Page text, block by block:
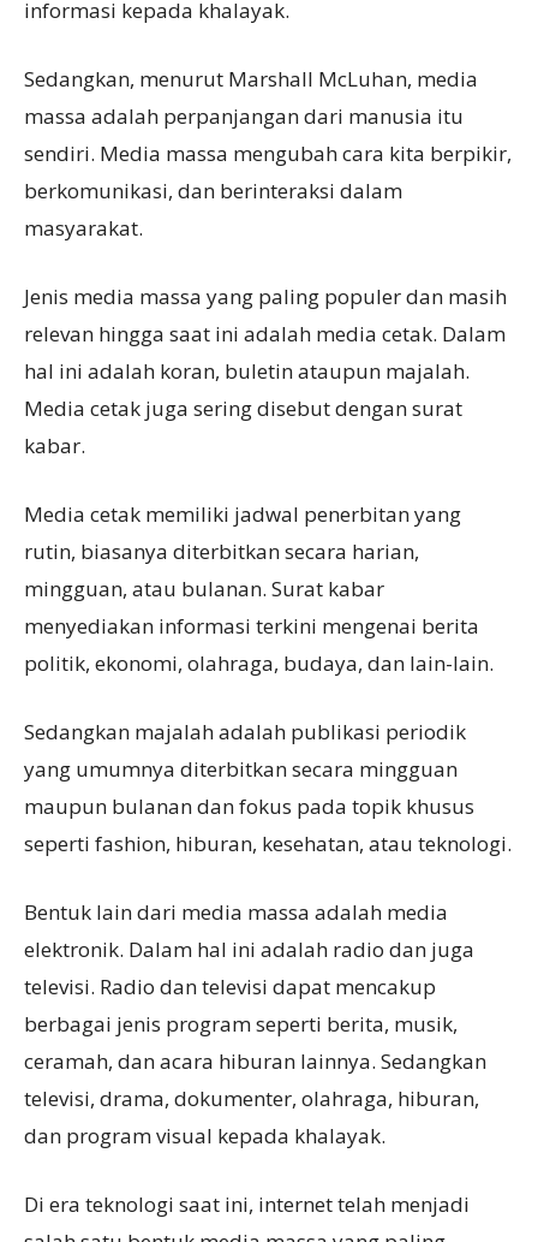
informasi kepada khalayak.
Sedangkan, menurut Marshall McLuhan, media
massa adalah perpanjangan dari manusia itu
sendiri. Media massa mengubah cara kita berpikir,
berkomunikasi, dan berinteraksi dalam
masyarakat.
Jenis media massa yang paling populer dan masih
relevan hingga saat ini adalah media cetak. Dalam
hal ini adalah koran, buletin ataupun majalah.
Media cetak juga sering disebut dengan surat
kabar.
Media cetak memiliki jadwal penerbitan yang
rutin, biasanya diterbitkan secara harian,
mingguan, atau bulanan. Surat kabar
menyediakan informasi terkini mengenai berita
politik, ekonomi, olahraga, budaya, dan lain-lain.
Sedangkan majalah adalah publikasi periodik
yang umumnya diterbitkan secara mingguan
maupun bulanan dan fokus pada topik khusus
seperti fashion, hiburan, kesehatan, atau teknologi.
Bentuk lain dari media massa adalah media
elektronik. Dalam hal ini adalah radio dan juga
televisi. Radio dan televisi dapat mencakup
berbagai jenis program seperti berita, musik,
ceramah, dan acara hiburan lainnya. Sedangkan
televisi, drama, dokumenter, olahraga, hiburan,
dan program visual kepada khalayak.
Di era teknologi saat ini, internet telah menjadi